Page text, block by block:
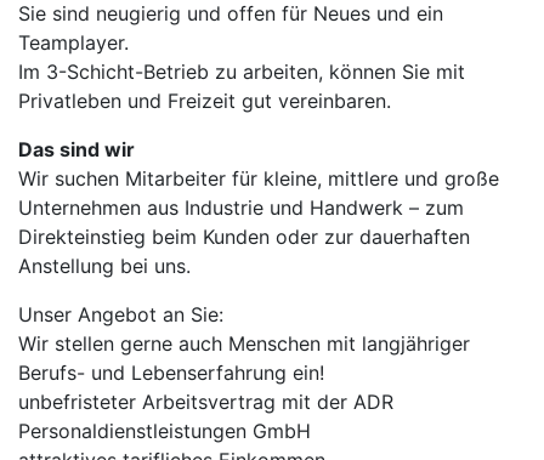
Sie sind neugierig und offen für Neues und ein
Teamplayer.
Im 3-Schicht-Betrieb zu arbeiten, können Sie mit
Privatleben und Freizeit gut vereinbaren.
Das sind wir
Wir suchen Mitarbeiter für kleine, mittlere und große
Unternehmen aus Industrie und Handwerk – zum
Direkteinstieg beim Kunden oder zur dauerhaften
Anstellung bei uns.
Unser Angebot an Sie:
Wir stellen gerne auch Menschen mit langjähriger
Berufs- und Lebenserfahrung ein!
unbefristeter Arbeitsvertrag mit der ADR
Personaldienstleistungen GmbH